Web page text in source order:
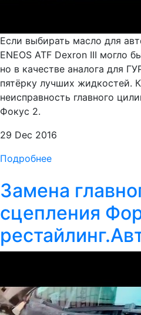
Если выбирать масло для
ENEOS ATF Dexron III могло
но в качестве аналога для
пятёрку лучших жидкостей.
неисправность главного
Фокус 2.
29 Dec 2016
Подробнее
Замена
сцепления